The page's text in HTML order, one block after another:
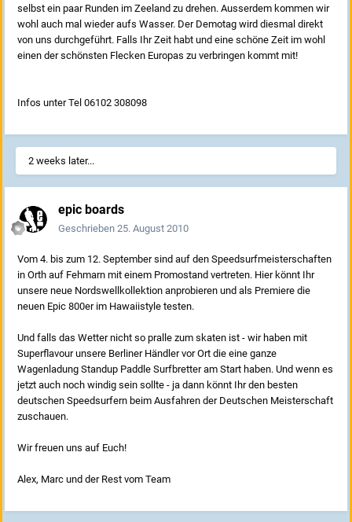
selbst ein paar Runden im Zeeland zu drehen. Ausserdem kommen wir
wohl auch mal wieder aufs Wasser. Der Demotag wird diesmal direkt
von uns durchgeführt. Falls Ihr Zeit habt und eine schöne Zeit im wohl
einen der schönsten Flecken Europas zu verbringen kommt mit!
Infos unter Tel 06102 308098
2 weeks later...
epic boards
Geschrieben 25. August 2010
Vom 4. bis zum 12. September sind auf den Speedsurfmeisterschaften
in Orth auf Fehmarn mit einem Promostand vertreten. Hier könnt Ihr
unsere neue Nordswellkollektion anprobieren und als Premiere die
neuen Epic 800er im Hawaiistyle testen.
Und falls das Wetter nicht so pralle zum skaten ist - wir haben mit
Superflavour unsere Berliner Händler vor Ort die eine ganze
Wagenladung Standup Paddle Surfbretter am Start haben. Und wenn es
jetzt auch noch windig sein sollte - ja dann könnt Ihr den besten
deutschen Speedsurfern beim Ausfahren der Deutschen Meisterschaft
zuschauen.
Wir freuen uns auf Euch!
Alex, Marc und der Rest vom Team